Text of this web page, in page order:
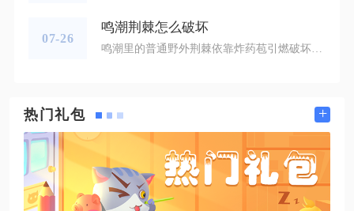
07-26
鸣潮荆棘怎么破坏
鸣潮里的普通野外荆棘依靠炸药苞引燃破坏，黑潮污染荆棘需要回音火种净化，石化荆棘借助声骸技能击碎，常规角色普攻和基础技能无法直接破除荆棘障碍。游戏里大部分拦路的普通荆棘陷阱，就算角色近距离释放连招或者重击攻击荆棘枝干，也不会产生任何破坏效果，靠近荆棘本体还会被荆棘弹开。解锁控物这项探索能力之后，在荆棘周边的草丛、树枝位置搜寻炸药苞，长按控物按键抓取花苞，开启远距离瞄准模式，调整投掷角度对准荆棘内部的核心位置抛出炸药苞，花苞爆炸产生的火焰就可以彻底烧毁整片荆棘丛。如果遇到一大片连
热门礼包 +